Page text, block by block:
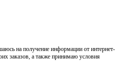
на получение информации от интернет-
заказов, а также принимаю условия